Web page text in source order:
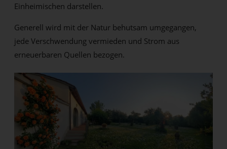
Einheimischen darstellen.
Generell wird mit der Natur behutsam umgegangen,
jede Verschwendung vermieden und Strom aus
erneuerbaren Quellen bezogen.